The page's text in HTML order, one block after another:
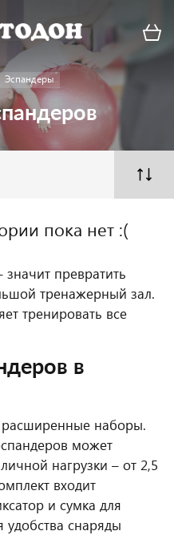
Эспандеры
пока нет :(
превратить
тренажерный зал.
тренировать все
в
наборы.
может
нагрузки – от 2,5
входит
и сумка для
удобства снаряды